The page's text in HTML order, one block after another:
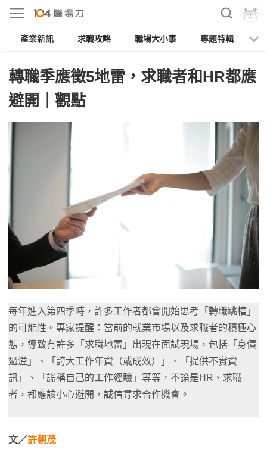
產業新訊 求職攻略 職場大小事 專題特輯
轉職季應徵5地雷，求職者和HR都應
避開｜觀點
每年進入第四季時，許多工作者都會開始思考「轉職跳槽」
的可能性。專家提醒：當前的就業市場以及求職者的積極心
態，導致有許多「求職地雷」出現在面試現場，包括「身價
過溢」、「誇大工作年資（或成效）」、「提供不實資
訊」、「謊稱自己的工作經驗」等等，不論是HR、求職
者，都應該小心避開，誠信尋求合作機會。
文／許朝茂